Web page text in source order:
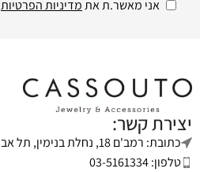
אני מאשר.ת אתמדיניות הפרטיות
יצירת קשר:
כתובת: רמב'ם 18, נחלת בנימין, תל אביב
טלפון: 03-5161334